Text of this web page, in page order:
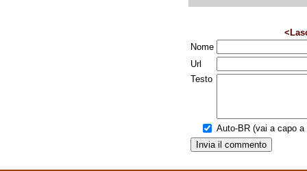
Nome
Url
Testo
Auto-BR (vai a capo a